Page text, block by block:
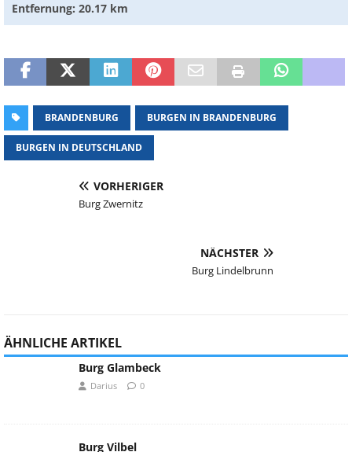
Entfernung: 20.17 km
BRANDENBURG BURGEN IN BRANDENBURG
BURGEN IN DEUTSCHLAND
VORHERIGER
Burg Zwernitz
NÄCHSTER
Burg Lindelbrunn
ÄHNLICHE ARTIKEL
Burg Glambeck
Darius 0
Burg Vilbel